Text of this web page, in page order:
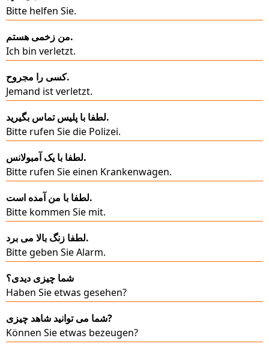
Bitte helfen Sie.
من زخمی هستم.
Ich bin verletzt.
کسی را مجروح.
Jemand ist verletzt.
لطفا با پلیس تماس بگیرید.
Bitte rufen Sie die Polizei.
لطفا با یک آمبولانس.
Bitte rufen Sie einen Krankenwagen.
لطفا با من آمده است.
Bitte kommen Sie mit.
لطفا زنگ بالا می برد.
Bitte geben Sie Alarm.
شما چیزی دیدی؟
Haben Sie etwas gesehen?
شما می توانید شاهد چیزی?
Können Sie etwas bezeugen?